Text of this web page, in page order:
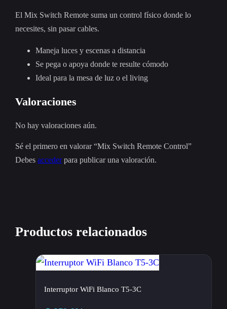
El Mix Switch Remote suma un control físico donde lo
necesites, sin pasar cables.
Maneja luces y escenas a distancia
Se pega o apoya donde te resulte cómodo
Ideal para la mesa de luz o el living
Valoraciones
No hay valoraciones aún.
Sé el primero en valorar “Mix Switch Remote Control”
Debesaccederpara publicar una valoración.
Productos relacionados
Interruptor WiFi Blanco T5-3C